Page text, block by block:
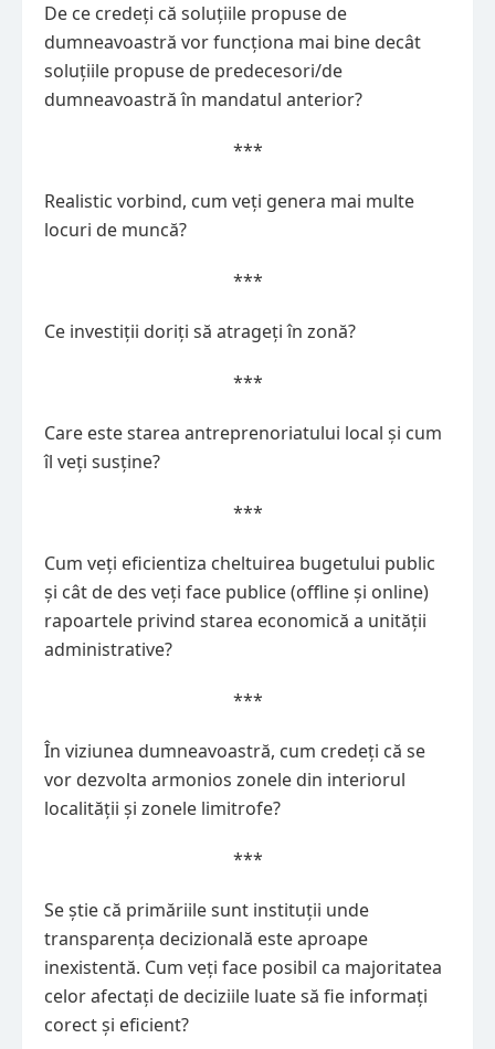
De ce credeți că soluțiile propuse de
dumneavoastră vor funcționa mai bine decât
soluțiile propuse de predecesori/de
dumneavoastră în mandatul anterior?
***
Realistic vorbind, cum veți genera mai multe
locuri de muncă?
***
Ce investiții doriți să atrageți în zonă?
***
Care este starea antreprenoriatului local și cum
îl veți susține?
***
Cum veți eficientiza cheltuirea bugetului public
și cât de des veți face publice (offline și online)
rapoartele privind starea economică a unității
administrative?
***
În viziunea dumneavoastră, cum credeți că se
vor dezvolta armonios zonele din interiorul
localității și zonele limitrofe?
***
Se știe că primăriile sunt instituții unde
transparența decizională este aproape
inexistentă. Cum veți face posibil ca majoritatea
celor afectați de deciziile luate să fie informați
corect și eficient?